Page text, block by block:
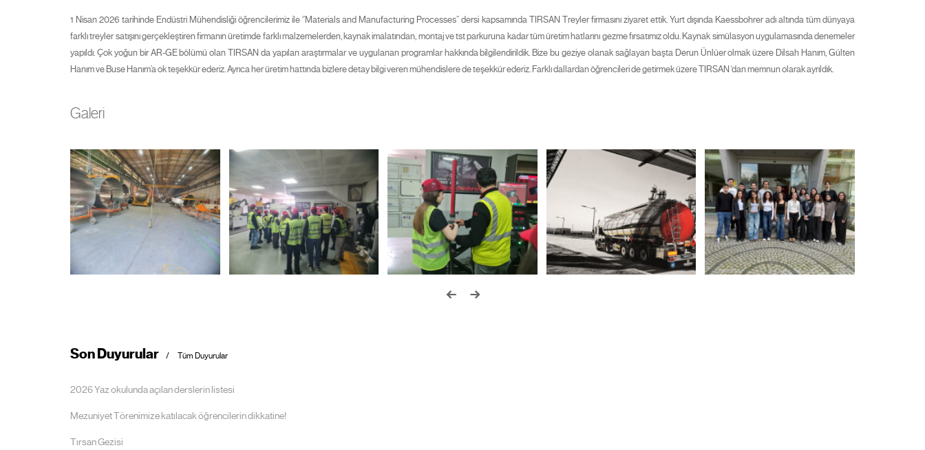
1 Nisan 2026 tarihinde Endüstri Mühendisliği öğrencilerimiz ile ‘’Materials and Manufacturing Processes’’ dersi kapsamında TIRSAN Treyler firmasını ziyaret ettik. Yurt dışında Kaessbohrer adı altında tüm dünyaya
farklı treyler satışını gerçekleştiren firmanın üretimde farklı malzemelerden, kaynak imalatından, montaj ve tst parkuruna kadar tüm üretim hatlarını gezme fırsatımız oldu. Kaynak simülasyon uygulamasında denemeler
yapıldı. Çok yoğun bir AR-GE bölümü olan TIRSAN da yapılan araştırmalar ve uygulanan programlar hakkında bilgilendirildik. Bize bu geziye olanak sağlayan başta Derun Ünlüer olmak üzere Dilsah Hanım, Gülten
Hanım ve Buse Hanım’a ok teşekkür ederiz. Ayrıca her üretim hattında bizlere detay bilgi veren mühendislere de teşekkür ederiz. Farklı dallardan öğrencileri de getirmek üzere TIRSAN ‘dan memnun olarak ayrıldık.
Galeri
Son Duyurular Tüm Duyurular
2026 Yaz okulunda açılan derslerin listesi
Mezuniyet Törenimize katılacak öğrencilerin dikkatine!
Tırsan Gezisi